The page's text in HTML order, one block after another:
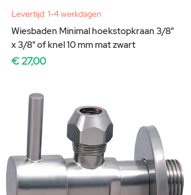
Levertijd: 1-4 werkdagen
Wiesbaden Minimal hoekstopkraan 3/8"
x 3/8" of knel 10 mm mat zwart
Prijs
€ 27,00